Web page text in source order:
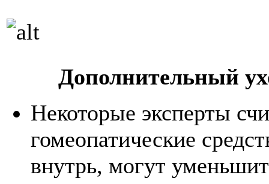
Дополнительный
Некоторые эксперты
гомеопатические
внутрь, могут